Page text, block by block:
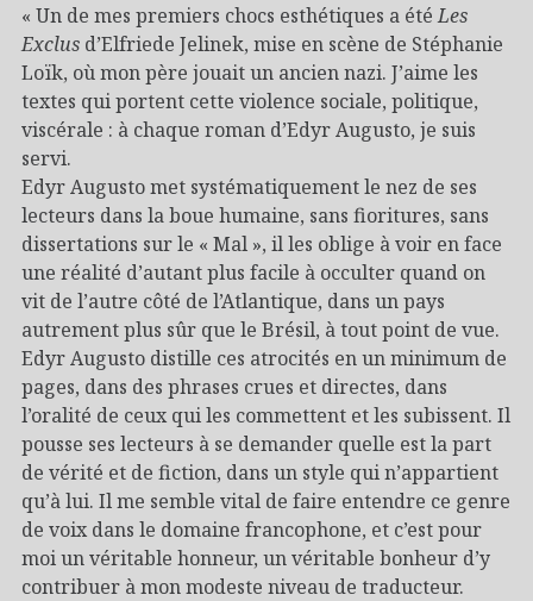
« Un de mes premiers chocs esthétiques a été Les
Exclus d’Elfriede Jelinek, mise en scène de Stéphanie
Loïk, où mon père jouait un ancien nazi. J’aime les
textes qui portent cette violence sociale, politique,
viscérale : à chaque roman d’Edyr Augusto, je suis
servi.
Edyr Augusto met systématiquement le nez de ses
lecteurs dans la boue humaine, sans fioritures, sans
dissertations sur le « Mal », il les oblige à voir en face
une réalité d’autant plus facile à occulter quand on
vit de l’autre côté de l’Atlantique, dans un pays
autrement plus sûr que le Brésil, à tout point de vue.
Edyr Augusto distille ces atrocités en un minimum de
pages, dans des phrases crues et directes, dans
l’oralité de ceux qui les commettent et les subissent. Il
pousse ses lecteurs à se demander quelle est la part
de vérité et de fiction, dans un style qui n’appartient
qu’à lui. Il me semble vital de faire entendre ce genre
de voix dans le domaine francophone, et c’est pour
moi un véritable honneur, un véritable bonheur d’y
contribuer à mon modeste niveau de traducteur.